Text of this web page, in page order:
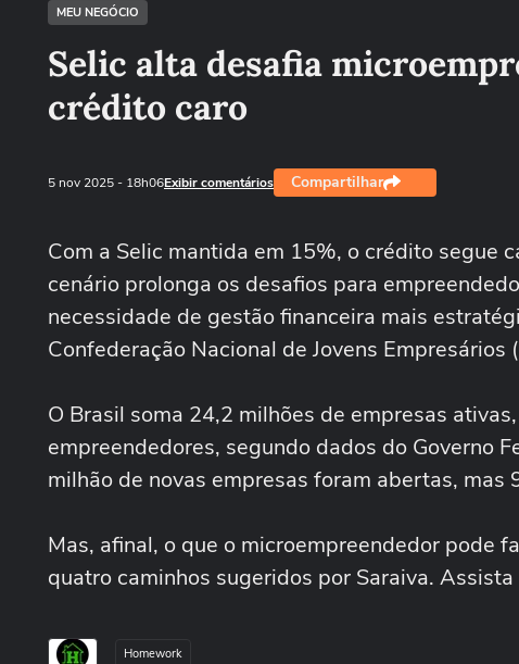
MEU NEGÓCIO
Selic alta desafia
crédito caro
5 nov 2025- 18h06Exibir comentários Compartilhar
Com a Selic mantida em 15%, o crédito segue
cenário prolonga os desafios para
necessidade de gestão financeira mais
Confederação Nacional de Jovens Empresários
O Brasil soma 24,2 milhões de empresas
empreendedores, segundo dados do Governo
milhão de novas empresas foram abertas,
Mas, afinal, o que o microempreendedor pode
quatro caminhos sugeridos por Saraiva. Assista
Homework